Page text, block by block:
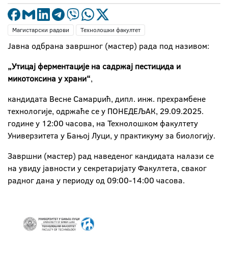
Магистарски радови Технолошки факултет
Јавна одбрана завршног (мастер) рада под називом:
„Утицај ферментације на садржај пестицида и
микотоксина у храни“,
кандидата Весне Самарџић, дипл. инж. прехрамбене
технологије, одржаће се у ПОНЕДЕЉАК, 29.09.2025.
године у 12:00 часова, на Технолошком факултету
Универзитета у Бањој Луци, у практикуму за биологију.
Завршни (мастер) рад наведеног кандидата налази се
на увиду јавности у секретаријату Факултета, сваког
радног дана у периоду од 09:00-14:00 часова.